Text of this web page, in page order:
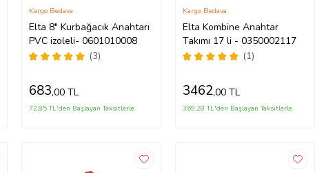
Elta 8" Kurbağacık Anahtarı
PVC izoleli- 0601010008
(3)
Kargo Bedava
683,00 TL
72,85 TL'den Başlayan Taksitlerle
Elta Kombine Anahtar
Takımı 17 li - 0350002117
(1)
Kargo Bedava
3462,00 TL
369,28 TL'den Başlayan Taksitlerle